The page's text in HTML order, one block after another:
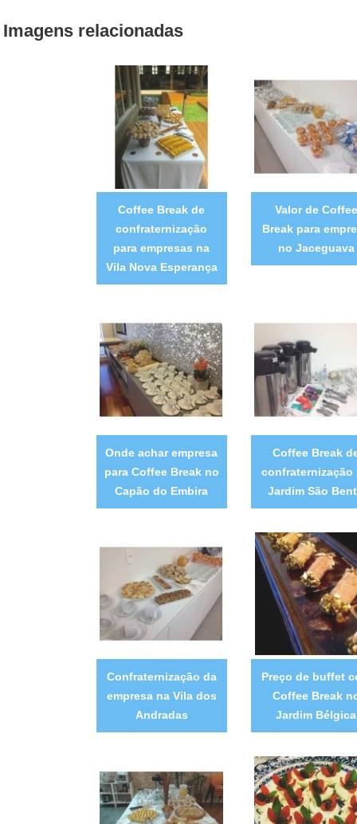
Imagens relacionadas
Coffee Break de
confraternização
para empresas na
Vila Nova Esperança
Valor de Coffee
Break para
no Jaceguava
Onde achar empresa
para Coffee Break no
Capão do Embira
Coffee Break
confraternização
Jardim São
Confraternização da
empresa na Vila dos
Andradas
Preço de buffet
Coffee Break
Jardim Bélgica